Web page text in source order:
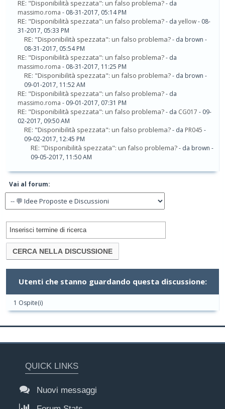
RE: "Disponibilità spezzata": un falso problema?- da
massimo.roma - 08-31-2017, 05:14 PM
RE: "Disponibilità spezzata": un falso problema?- da yellow- 08-
31-2017, 05:33 PM
RE: "Disponibilità spezzata": un falso problema?- da brown -
08-31-2017, 05:54 PM
RE: "Disponibilità spezzata": un falso problema?- da
massimo.roma - 08-31-2017, 11:25 PM
RE: "Disponibilità spezzata": un falso problema?- da brown -
09-01-2017, 11:52 AM
RE: "Disponibilità spezzata": un falso problema?- da
massimo.roma - 09-01-2017, 07:31 PM
RE: "Disponibilità spezzata": un falso problema?- da CG017 - 09-
02-2017, 09:50 AM
RE: "Disponibilità spezzata": un falso problema?- da PR045 -
09-02-2017, 12:45 PM
RE: "Disponibilità spezzata": un falso problema?- da brown -
09-05-2017, 11:50 AM
Vai al forum:
Utenti che stanno guardando questa discussione:
1 Ospite(i)
QUICK LINKS
Nuovi messaggi